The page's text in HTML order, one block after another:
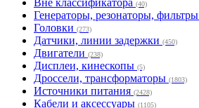
Вне классификатора (40)
Генераторы, резонаторы, фильтры
Головки (273)
Датчики, линии задержки (450)
Двигатели (238)
Дисплеи, кинескопы (5)
Дроссели, трансформаторы (1803)
Источники питания (2428)
Кабели и аксессуары (1105)